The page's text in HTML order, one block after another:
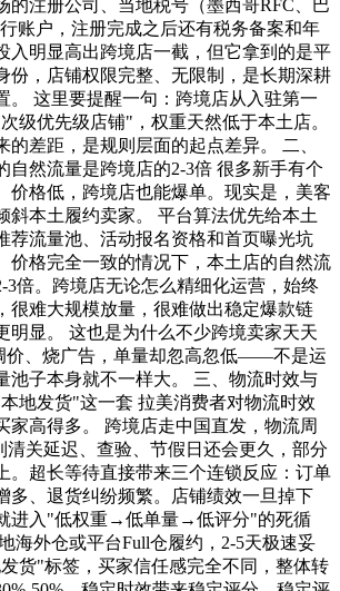
的注册公司、当地税号（墨西哥RFC、巴
账户，注册完成之后还有税务备案和年
入明显高出跨境店一截，但它拿到的是平
份，店铺权限完整、无限制，是长期深耕
。 这里要提醒一句：跨境店从入驻第一
级优先级店铺"，权重天然低于本土店。
的差距，是规则层面的起点差异。 二、
自然流量是跨境店的2-3倍 很多新手有个
价格低，跨境店也能爆单。现实是，美客
斜本土履约卖家。 平台算法优先给本土
荐流量池、活动报名资格和首页曝光坑
价格完全一致的情况下，本土店的自然流
3倍。跨境店无论怎么精细化运营，始终
很难大规模放量，很难做出稳定爆款链
明显。 这也是为什么不少跨境卖家天天
价、烧广告，单量却忽高忽低——不是运
池子本身就不一样大。 三、物流时效与
地发货"这一套 拉美消费者对物流时效
家高得多。 跨境店走中国直发，物流周
清关延迟、查验、节假日还会更久，部分
。超长等待直接带来三个连锁反应：订单
多、退货纠纷频繁。店铺绩效一旦掉下
进入"低权重→低单量→低评分"的死循
海外仓或平台Full仓履约，2-5天极速妥
货"标签，买家信任感完全不同，整体转